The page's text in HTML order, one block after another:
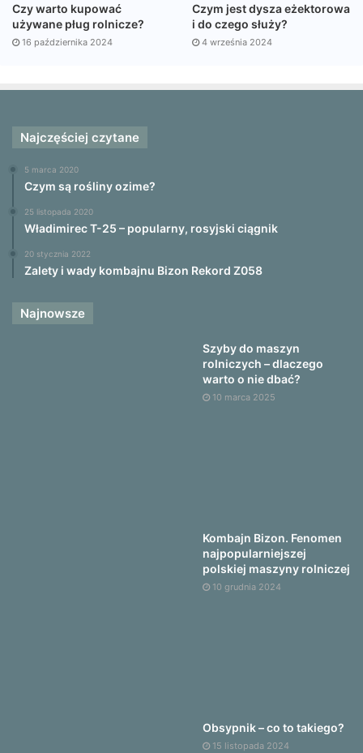
Czy warto kupować
używane pług rolnicze?
16 października 2024
Czym jest dysza eżektorowa
i do czego służy?
4 września 2024
Najczęściej czytane
5 marca 2020
Czym są rośliny ozime?
25 listopada 2020
Władimirec T-25 – popularny, rosyjski ciągnik
20 stycznia 2022
Zalety i wady kombajnu Bizon Rekord Z058
Najnowsze
Szyby do maszyn
rolniczych – dlaczego
warto o nie dbać?
10 marca 2025
Kombajn Bizon. Fenomen
najpopularniejszej
polskiej maszyny rolniczej
10 grudnia 2024
Obsypnik – co to takiego?
15 listopada 2024